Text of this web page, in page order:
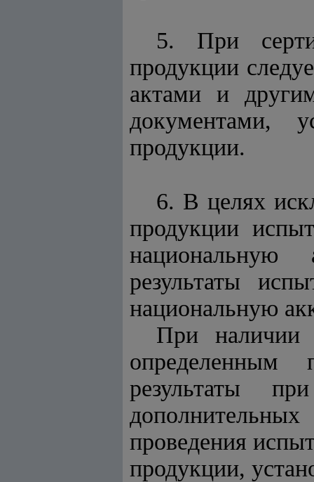
5. При
продукции
актами и
документами,
продукции.
6. В целях
продукции
национальную
результаты
национальную
При наличии
определенным
результаты
проведения
продукции,